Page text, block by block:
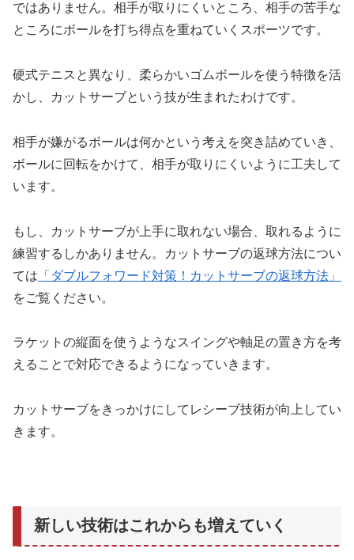
ではありません。相手が取りにくいところ、相手の苦手な
ところにボールを打ち得点を重ねていくスポーツです。
硬式テニスと異なり、柔らかいゴムボールを使う特徴を活
かし、カットサーブという技が生まれたわけです。
相手が嫌がるボールは何かという考えを突き詰めていき、
ボールに回転をかけて、相手が取りにくいように工夫して
います。
もし、カットサーブが上手に取れない場合、取れるように
練習するしかありません。カットサーブの返球方法につい
ては 「ダブルフォワード対策！カットサーブの返球方法」
をご覧ください。
ラケットの縦面を使うようなスイングや軸足の置き方を考
えることで対応できるようになっていきます。
カットサーブをきっかけにしてレシーブ技術が向上してい
きます。
新しい技術はこれからも増えていく